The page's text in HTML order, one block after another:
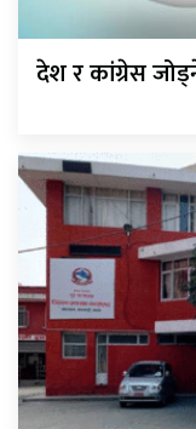
देश र कांग्रेस